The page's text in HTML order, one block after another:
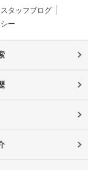
スタッフブログ
ー